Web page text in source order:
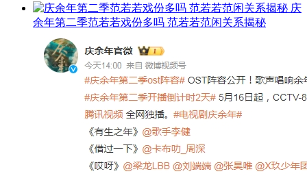
庆
余年第二季范若若戏份多吗 范若若范闲关系揭秘